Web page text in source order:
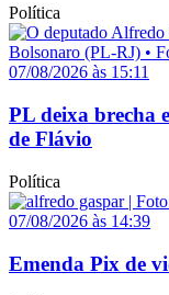
Política
07/08/2026 às 15:11
PL deixa brecha
de Flávio
Política
07/08/2026 às 14:39
Emenda Pix de